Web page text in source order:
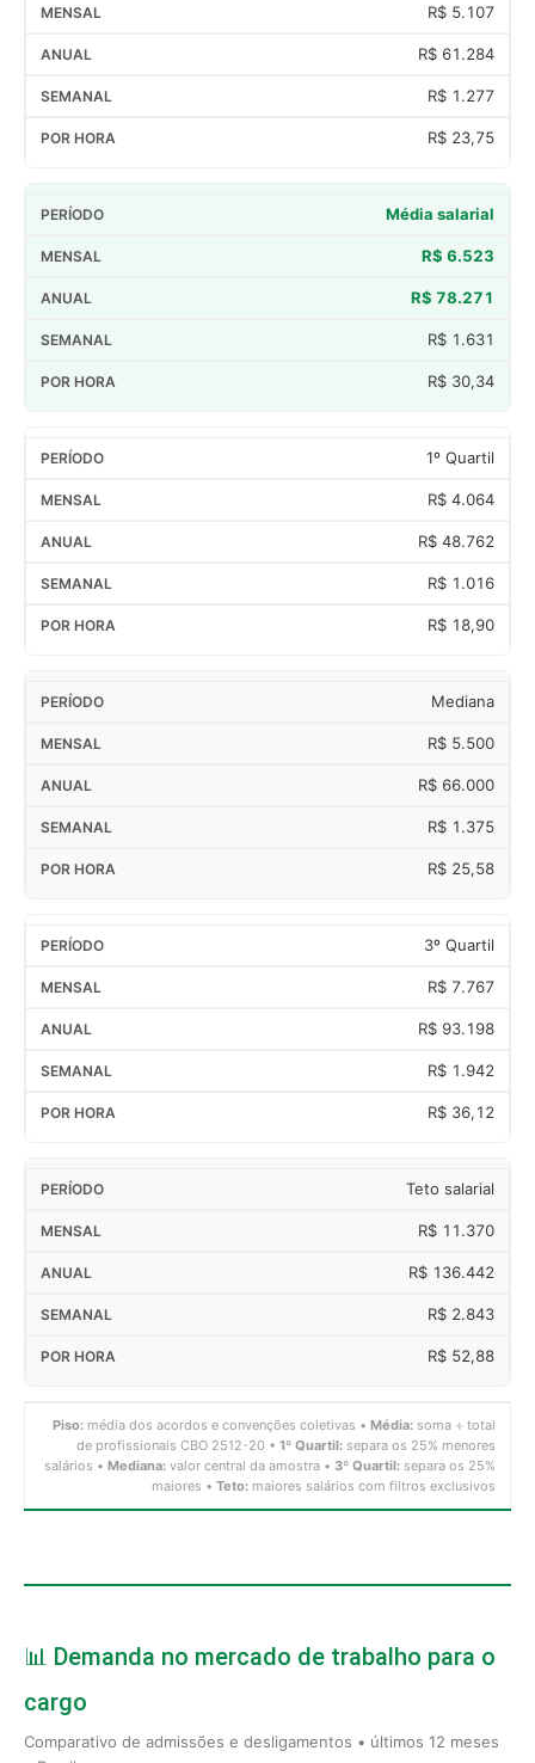
R$ 5.107
R$ 61.284
R$ 1.277
R$ 23,75
Média salarial
R$ 6.523
R$ 78.271
R$ 1.631
R$ 30,34
1º Quartil
R$ 4.064
R$ 48.762
R$ 1.016
R$ 18,90
Mediana
R$ 5.500
R$ 66.000
R$ 1.375
R$ 25,58
3º Quartil
R$ 7.767
R$ 93.198
R$ 1.942
R$ 36,12
Teto salarial
R$ 11.370
R$ 136.442
R$ 2.843
R$ 52,88
Piso: média dos acordos e convenções coletivas • Média: soma ÷ total
de profissionais CBO 2512-20 • 1º Quartil: separa os 25% menores
salários • Mediana: valor central da amostra • 3º Quartil: separa os 25%
maiores • Teto: maiores salários com filtros exclusivos
📊 Demanda no mercado de trabalho para o
cargo
Comparativo de admissões e desligamentos • últimos 12 meses